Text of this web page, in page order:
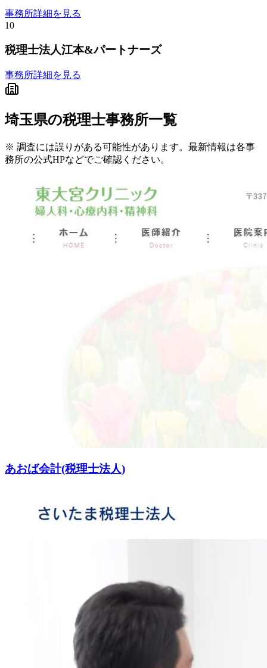
事務所詳細を見る
10
税理士法人江本&パートナーズ
事務所詳細を見る
埼玉県の税理士事務所一覧
※ 調査には誤りがある可能性があります。最新情報は各事
務所の公式HPなどでご確認ください。
あおば会計(税理士法人)